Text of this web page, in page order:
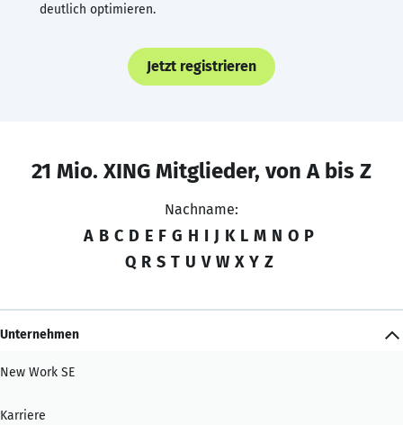
deutlich optimieren.
Jetzt registrieren
21 Mio. XING Mitglieder, von A bis Z
Nachname:
A B C D E F G H I J K L M N O P
Q R S T U V W X Y Z
Unternehmen
New Work SE
Karriere